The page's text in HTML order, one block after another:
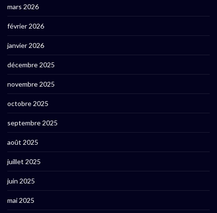
mars 2026
février 2026
janvier 2026
décembre 2025
novembre 2025
octobre 2025
septembre 2025
août 2025
juillet 2025
juin 2025
mai 2025